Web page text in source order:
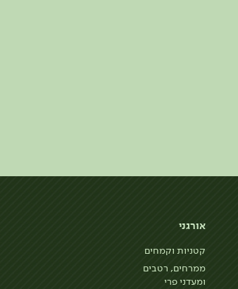
אורגני
קטניות וקמחים
ממרחים, רטבים
ומעדני פרי